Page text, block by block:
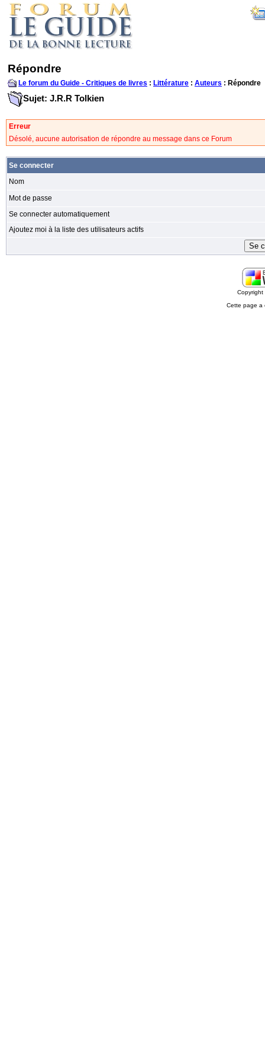
Répondre
Le forum du Guide - Critiques de livres : Littérature : Auteurs : Répondre
Sujet: J.R.R Tolkien
Erreur
Désolé, aucune autorisation de répondre au message dans ce Forum
Se connecter
Nom
Mot de passe
Se connecter automatiquement
Ajoutez moi à la liste des utilisateurs actifs
Cette page a